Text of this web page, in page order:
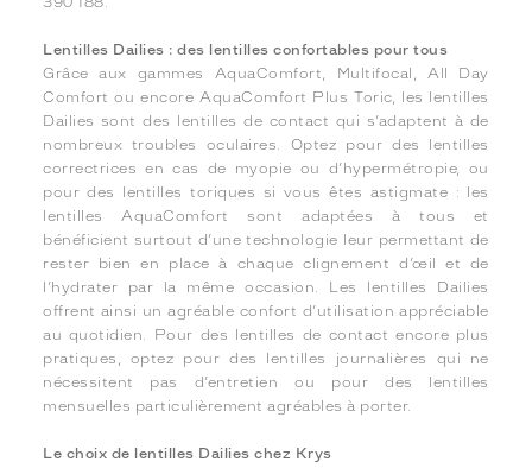
Lentilles Dailies : des lentilles confortables pour tous
Grâce aux gammes AquaComfort, Multifocal, All Day
Comfort ou encore AquaComfort Plus Toric, les lentilles
Dailies sont des lentilles de contact qui s’adaptent à de
nombreux troubles oculaires. Optez pour des lentilles
correctrices en cas de myopie ou d’hypermétropie, ou
pour des lentilles toriques si vous êtes astigmate : les
lentilles AquaComfort sont adaptées à tous et
bénéficient surtout d’une technologie leur permettant de
rester bien en place à chaque clignement d’œil et de
l’hydrater par la même occasion. Les lentilles Dailies
offrent ainsi un agréable confort d’utilisation appréciable
au quotidien. Pour des lentilles de contact encore plus
pratiques, optez pour des lentilles journalières qui ne
nécessitent pas d’entretien ou pour des lentilles
mensuelles particulièrement agréables à porter.
Le choix de lentilles Dailies chez Krys